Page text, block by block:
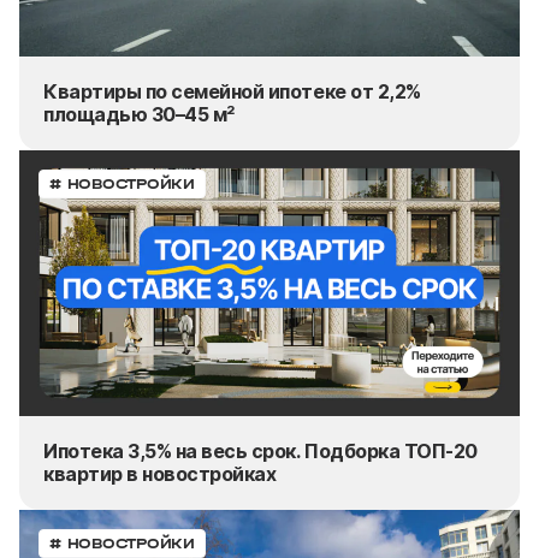
Квартиры по семейной ипотеке от 2,2%
площадью 30–45 м²
# НОВОСТРОЙКИ
Ипотека 3,5% на весь срок. Подборка ТОП-20
квартир в новостройках
# НОВОСТРОЙКИ